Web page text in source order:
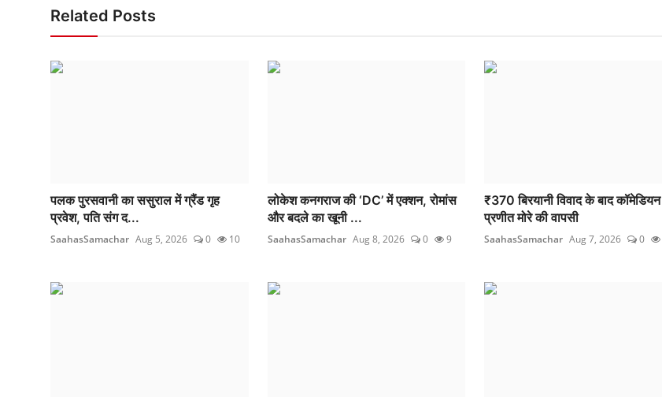
Related Posts
पलक पुरसवानी का ससुराल में ग्रैंड गृह
प्रवेश, पति संग द...
SaahasSamachar Aug 5, 2026 0 10
लोकेश कनगराज की ‘DC’ में एक्शन, रोमांस
और बदले का खूनी ...
SaahasSamachar Aug 8, 2026 0 9
₹370 बिरयानी विवाद के बाद कॉमेडियन
प्रणीत मोरे की वापसी
SaahasSamachar Aug 7, 2026 0